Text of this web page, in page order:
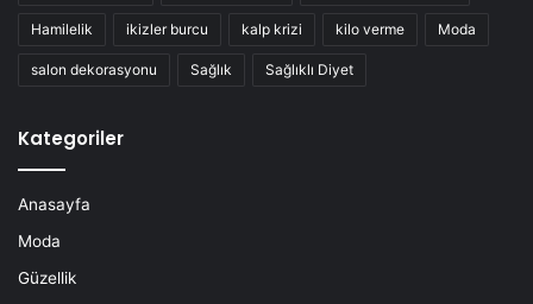
Hamilelik ikizler burcu kalp krizi kilo verme Moda
salon dekorasyonu Sağlık Sağlıklı Diyet
Kategoriler
Anasayfa
Moda
Güzellik